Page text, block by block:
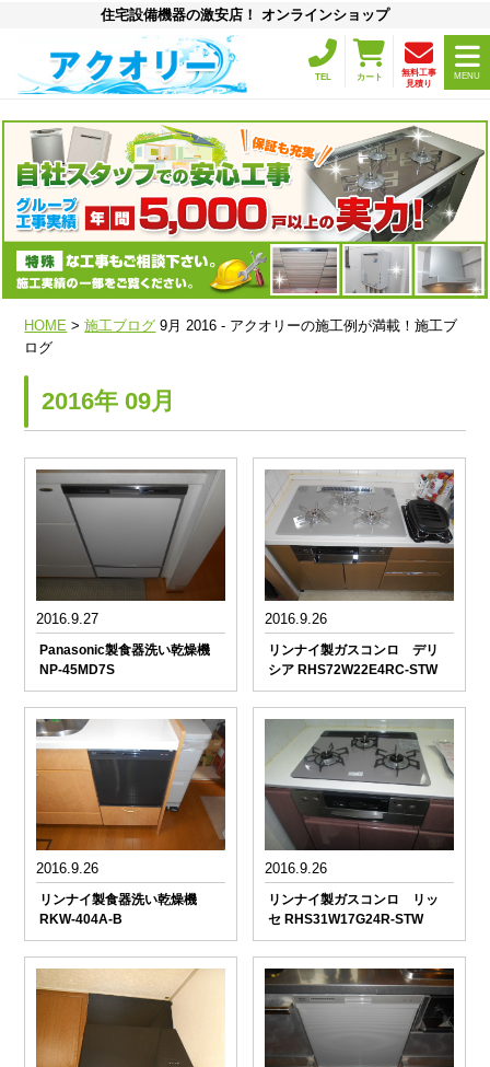
住宅設備機器の激安店！ オンラインショップ
TEL カート
無料工事
見積り
MENU
HOME >施工ブログ 9月 2016 - アクオリーの施工例が満載！施工ブ
ログ
2016年 09月
2016.9.27
Panasonic製食器洗い乾燥機
NP-45MD7S
2016.9.26
リンナイ製ガスコンロ デリ
シア RHS72W22E4RC-STW
2016.9.26
リンナイ製食器洗い乾燥機
RKW-404A-B
2016.9.26
リンナイ製ガスコンロ リッ
セ RHS31W17G24R-STW